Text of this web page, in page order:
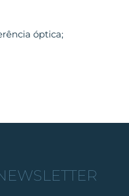
óptica;